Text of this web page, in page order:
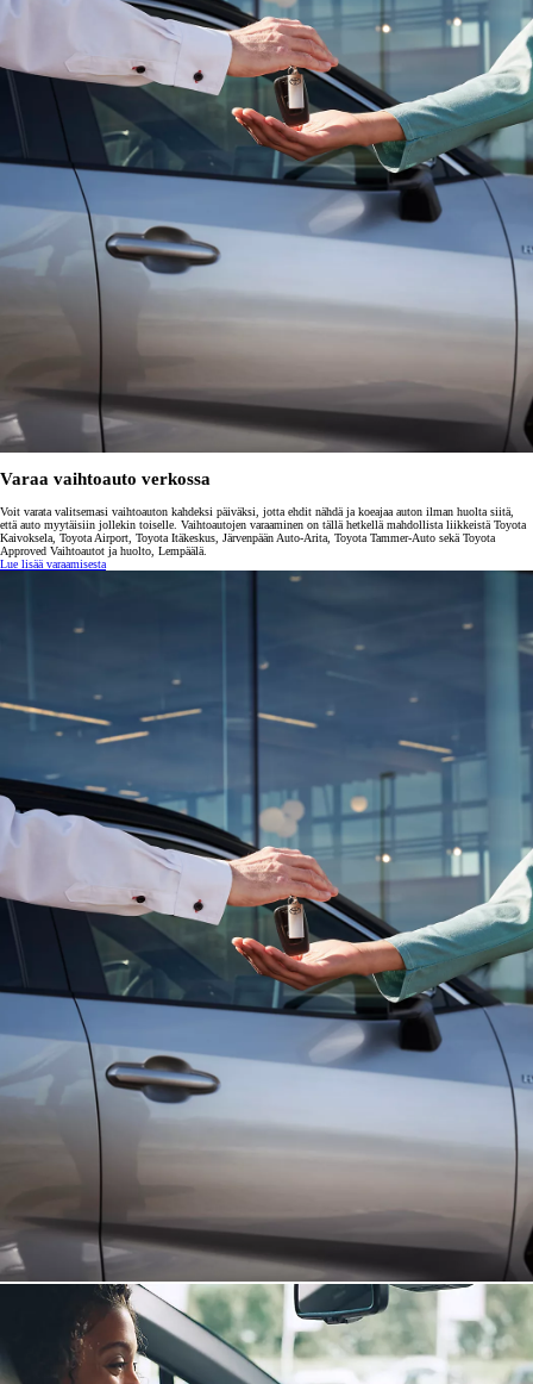
Varaa vaihtoauto verkossa
Voit varata valitsemasi vaihtoauton kahdeksi päiväksi, jotta ehdit nähdä ja koeajaa auton ilman huolta siitä,
että auto myytäisiin jollekin toiselle. Vaihtoautojen varaaminen on tällä hetkellä mahdollista liikkeistä Toyota
Kaivoksela, Toyota Airport, Toyota Itäkeskus, Järvenpään Auto-Arita, Toyota Tammer-Auto sekä Toyota
Approved Vaihtoautot ja huolto, Lempäälä.
Lue lisää varaamisesta